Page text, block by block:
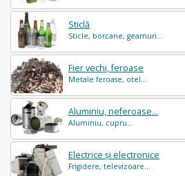
Sticlă
Sticle, borcane, geamuri...
Fier vechi, feroase
Metale feroase, otel...
Aluminiu, neferoase...
Aluminiu, cupru...
Electrice și electronice
Frigidere, televizoare...